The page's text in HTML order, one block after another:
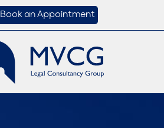
Book an Appointment